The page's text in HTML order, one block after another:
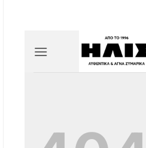
2ge3sheyTkgpAkeBan